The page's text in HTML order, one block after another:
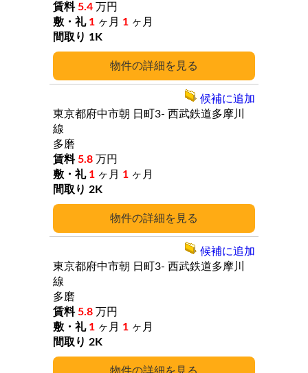
詳細
5.4 万円
1 ヶ月 1 ヶ月
1K
詳細
東京都府中市朝 日町3- 西武鉄道多摩川
線
多磨
5.8 万円
1 ヶ月 1 ヶ月
2K
候補に追加
東京都府中市朝 日町3- 西武鉄道多摩川
線
多磨
5.8 万円
1 ヶ月 1 ヶ月
2K
候補に追加